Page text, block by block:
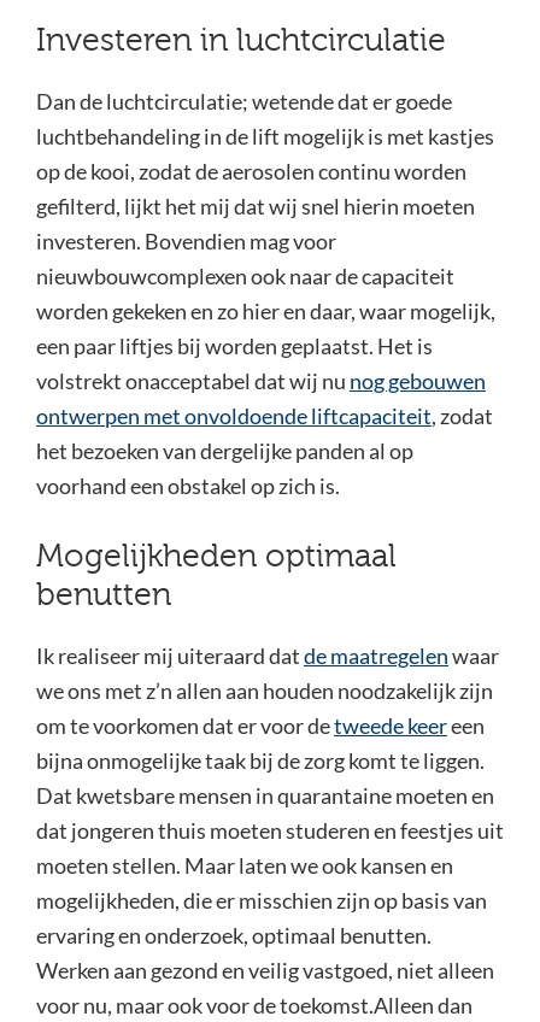
Investeren in luchtcirculatie
Dan de luchtcirculatie; wetende dat er goede
luchtbehandeling in de lift mogelijk is met kastjes
op de kooi, zodat de aerosolen continu worden
gefilterd, lijkt het mij dat wij snel hierin moeten
investeren. Bovendien mag voor
nieuwbouwcomplexen ook naar de capaciteit
worden gekeken en zo hier en daar, waar mogelijk,
een paar liftjes bij worden geplaatst. Het is
volstrekt onacceptabel dat wij nu nog gebouwen
ontwerpen met onvoldoende liftcapaciteit, zodat
het bezoeken van dergelijke panden al op
voorhand een obstakel op zich is.
Mogelijkheden optimaal
benutten
Ik realiseer mij uiteraard datde maatregelenwaar
we ons met z’n allen aan houden noodzakelijk zijn
om te voorkomen dat er voor detweede keereen
bijna onmogelijke taak bij de zorg komt te liggen.
Dat kwetsbare mensen in quarantaine moeten en
dat jongeren thuis moeten studeren en feestjes uit
moeten stellen. Maar laten we ook kansen en
mogelijkheden, die er misschien zijn op basis van
ervaring en onderzoek, optimaal benutten.
Werken aan gezond en veilig vastgoed, niet alleen
voor nu, maar ook voor de toekomst.Alleen dan